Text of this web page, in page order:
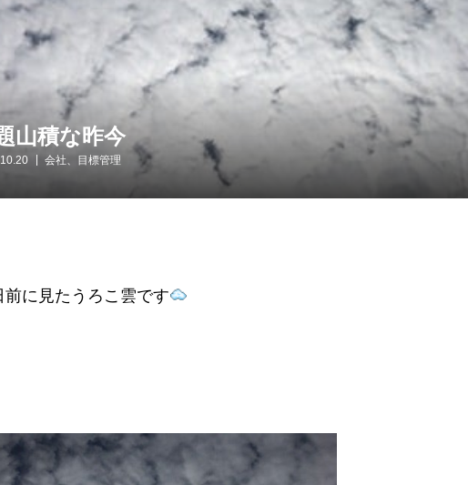
山積な昨今
会社、目標管理
前に見たうろこ雲です